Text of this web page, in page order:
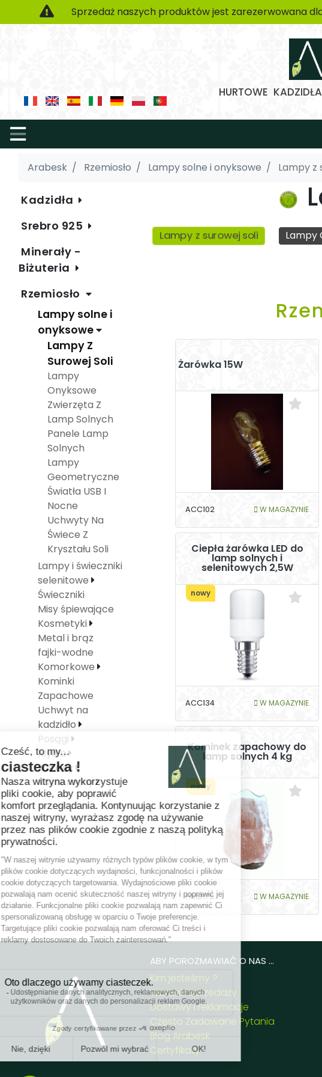
Sprzedaż naszych produktów jest zarezerwowana
HURTOWE
Arabesk Rzemiosło Lampy solne i onyksowe Lampy z
Kadzidła
Srebro 925
Minerały -
Biżuteria
Rzemiosło
Lampy solne i
onyksowe
Lampy Z
Surowej Soli
Lampy
Onyksowe
Zwierzęta Z
Lamp Solnych
Panele Lamp
Solnych
Lampy
Geometryczne
Światła USB I
Nocne
Uchwyty Na
Świece Z
Kryształu Soli
Lampy i świeczniki
selenitowe
Świeczniki
Misy śpiewające
Kosmetyki
Metal i brąz
fajki-wodne
Komorkowe
Kominki
Zapachowe
Uchwyt na
kadzidło
Posągi
Mydła
zaslony
Różnorodny
Lampy z surowej soli Lampy
Żarówka 15W
ACC102 W MAGAZYNIE
Ciepła żarówka LED do
lamp solnych i
selenitowych 2,5W
nowy
ACC134 W MAGAZYNIE
Kominek zapachowy do
lamp solnych 4 kg
nowy
HMD175 W MAGAZYNIE
ABY POROZMAWIAĆ O NAS ...
Kim jesteśmy ?
Warunki sprzedaży
Dostawy i reklamacje
Często Zadawane Pytania
Blog Arabesk
Certyfikaty